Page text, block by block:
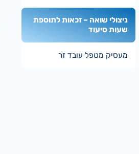
ניצולי שואה – זכאות לתוספת
שעות סיעוד
מעסיק מטפל עובד זר